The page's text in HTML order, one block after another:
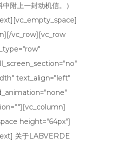
附上一封动机信。）
vc_row][vc_row
text_align="left"
height="64px"]
关于LABVERDE